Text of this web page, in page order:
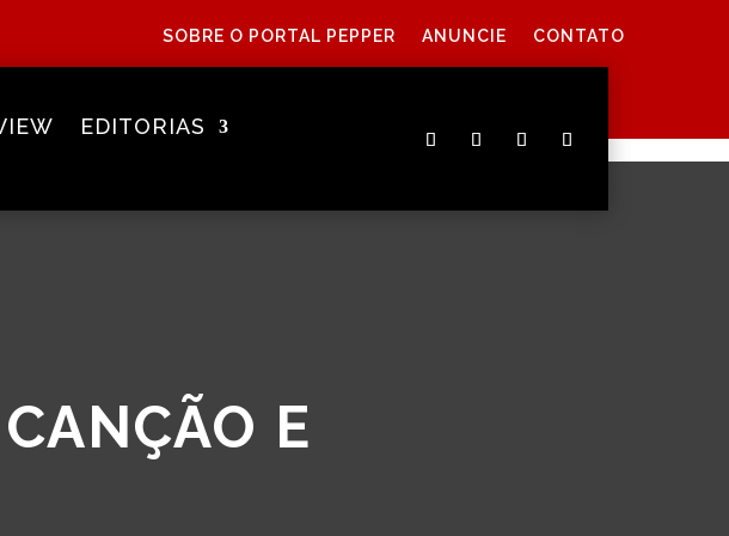
SOBRE O PORTAL PEPPER ANUNCIE CONTATO
EDITORIAS
E